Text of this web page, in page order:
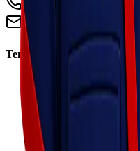
+62 813 8838 8182
info@lionelexpress.com
Tentang Kami
Tentang Kami
Visi & Misi
Sosial Perusahaan
Karir
Cabang
Informasi